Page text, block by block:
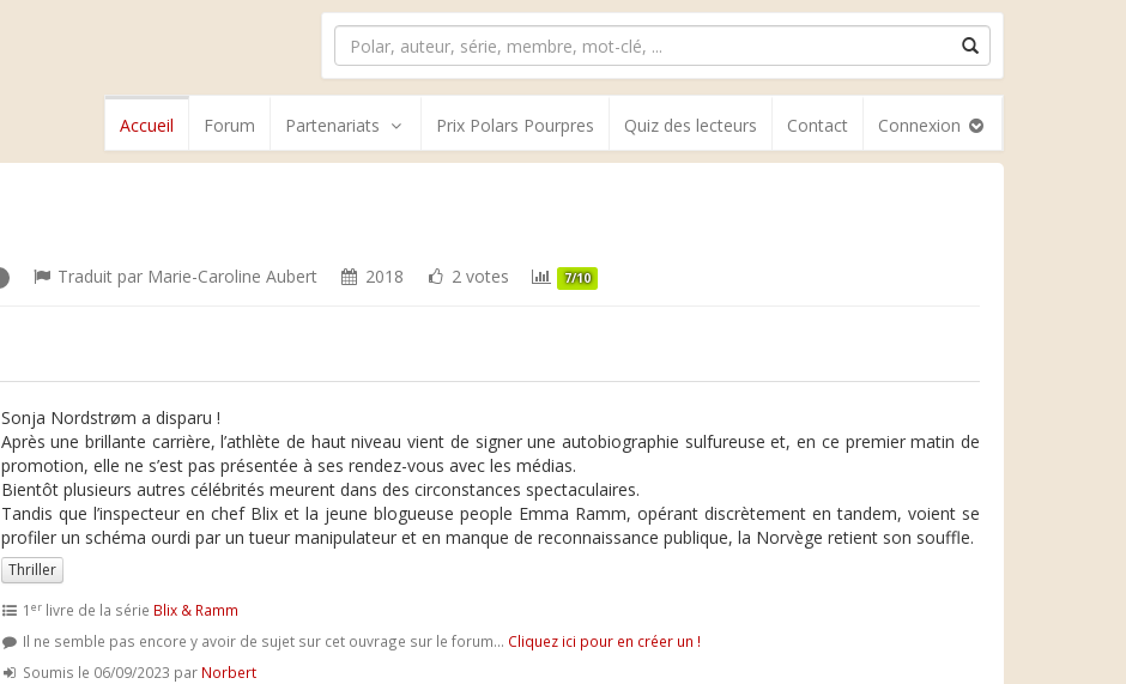
Accueil Forum Partenariats Prix Polars Pourpres Quiz des lecteurs Contact Connexion
Traduit par Marie-Caroline Aubert 2018 2 votes 7/10
Sonja Nordstrøm a disparu !
Après une brillante carrière, l’athlète de haut niveau vient de signer une autobiographie sulfureuse et, en ce premier matin de
promotion, elle ne s’est pas présentée à ses rendez-vous avec les médias.
Bientôt plusieurs autres célébrités meurent dans des circonstances spectaculaires.
Tandis que l’inspecteur en chef Blix et la jeune blogueuse people Emma Ramm, opérant discrètement en tandem, voient se
profiler un schéma ourdi par un tueur manipulateur et en manque de reconnaissance publique, la Norvège retient son souffle.
Thriller
1 erlivre de la série Blix & Ramm
Il ne semble pas encore y avoir de sujet sur cet ouvrage sur le forum... Cliquez ici pour en créer un !
Soumis le 06/09/2023 par Norbert